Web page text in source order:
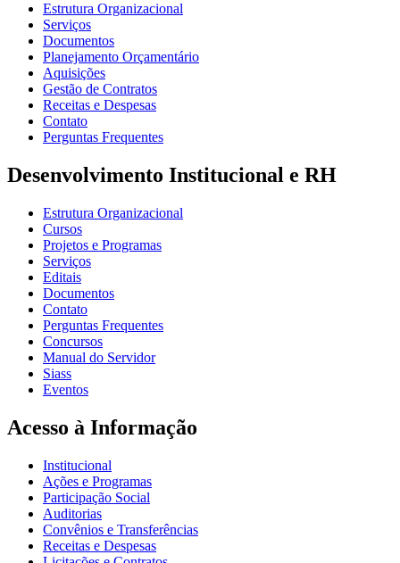
Estrutura Organizacional
Serviços
Documentos
Planejamento Orçamentário
Aquisições
Gestão de Contratos
Receitas e Despesas
Contato
Perguntas Frequentes
Desenvolvimento Institucional e RH
Estrutura Organizacional
Cursos
Projetos e Programas
Serviços
Editais
Documentos
Contato
Perguntas Frequentes
Concursos
Manual do Servidor
Siass
Eventos
Acesso à Informação
Institucional
Ações e Programas
Participação Social
Auditorias
Convênios e Transferências
Receitas e Despesas